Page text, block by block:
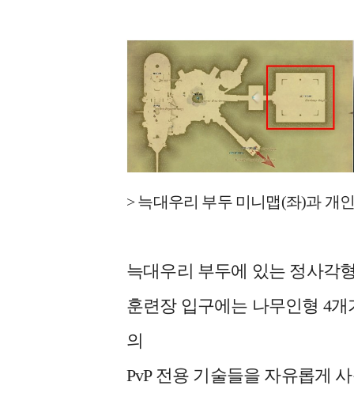
> 늑대우리 부두 미니맵(좌)과 개
늑대우리 부두에 있는 정사각
훈련장 입구에는 나무인형 4
의
PvP 전용 기술들을 자유롭게